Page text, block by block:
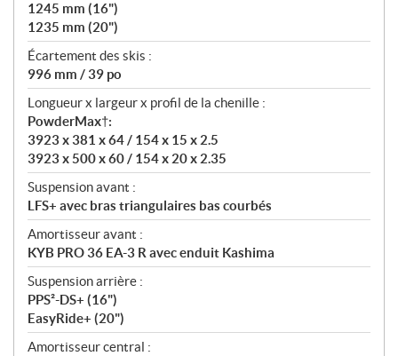
1245 mm (16")
1235 mm (20")
Écartement des skis :
996 mm / 39 po
Longueur x largeur x profil de la chenille :
PowderMax†:
3923 x 381 x 64 / 154 x 15 x 2.5
3923 x 500 x 60 / 154 x 20 x 2.35
Suspension avant :
LFS+ avec bras triangulaires bas courbés
Amortisseur avant :
KYB PRO 36 EA-3 R avec enduit Kashima
Suspension arrière :
PPS²-DS+ (16")
EasyRide+ (20")
Amortisseur central :